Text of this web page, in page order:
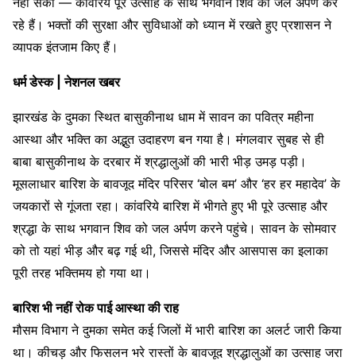
रहे हैं। भक्तों की सुरक्षा और सुविधाओं को ध्यान में रखते हुए प्रशासन ने
व्यापक इंतजाम किए हैं।
धर्म डेस्क | नेशनल खबर
झारखंड के दुमका स्थित बासुकीनाथ धाम में सावन का पवित्र महीना
आस्था और भक्ति का अद्भुत उदाहरण बन गया है। मंगलवार सुबह से ही
बाबा बासुकीनाथ के दरबार में श्रद्धालुओं की भारी भीड़ उमड़ पड़ी।
मूसलाधार बारिश के बावजूद मंदिर परिसर ‘बोल बम’ और ‘हर हर महादेव’ के
जयकारों से गूंजता रहा। कांवरिये बारिश में भीगते हुए भी पूरे उत्साह और
श्रद्धा के साथ भगवान शिव को जल अर्पण करने पहुंचे। सावन के सोमवार
को तो यहां भीड़ और बढ़ गई थी, जिससे मंदिर और आसपास का इलाका
पूरी तरह भक्तिमय हो गया था।
बारिश भी नहीं रोक पाई आस्था की राह
मौसम विभाग ने दुमका समेत कई जिलों में भारी बारिश का अलर्ट जारी किया
था। कीचड़ और फिसलन भरे रास्तों के बावजूद श्रद्धालुओं का उत्साह जरा